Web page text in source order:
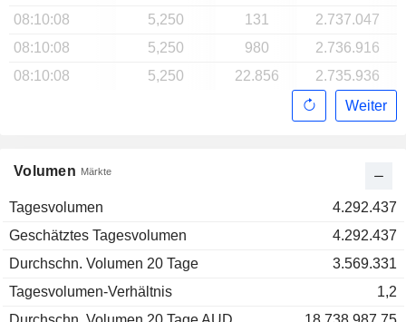
Volumen Märkte
Tagesvolumen
4.292.437
Geschätztes Tagesvolumen
4.292.437
Durchschn. Volumen 20 Tage
3.569.331
Tagesvolumen-Verhältnis
1,2
08:10:08
5,250 131
2.737.047
08:10:08
5,250 980
2.736.916
08:10:08
5,250 22.856
2.735.936
Weiter